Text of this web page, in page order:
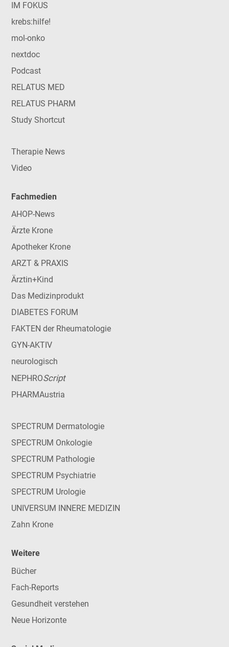
IM FOKUS
krebs:hilfe!
mol-onko
nextdoc
Podcast
RELATUS MED
RELATUS PHARM
Study Shortcut
Therapie News
Video
Fachmedien
AHOP-News
Ärzte Krone
Apotheker Krone
ARZT & PRAXIS
Ärztin+Kind
Das Medizinprodukt
DIABETES FORUM
FAKTEN der Rheumatologie
GYN-AKTIV
neurologisch
NEPHROScript
PHARMAustria
SPECTRUM Dermatologie
SPECTRUM Onkologie
SPECTRUM Pathologie
SPECTRUM Psychiatrie
SPECTRUM Urologie
UNIVERSUM INNERE MEDIZIN
Zahn Krone
Weitere
Bücher
Fach-Reports
Gesundheit verstehen
Neue Horizonte